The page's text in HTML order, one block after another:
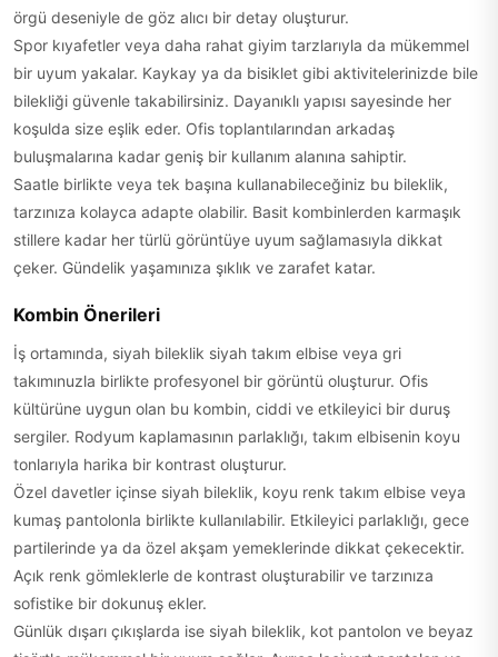
örgü deseniyle de göz alıcı bir detay oluşturur.
Spor kıyafetler veya daha rahat giyim tarzlarıyla da mükemmel
bir uyum yakalar. Kaykay ya da bisiklet gibi aktivitelerinizde bile
bilekliği güvenle takabilirsiniz. Dayanıklı yapısı sayesinde her
koşulda size eşlik eder. Ofis toplantılarından arkadaş
buluşmalarına kadar geniş bir kullanım alanına sahiptir.
Saatle birlikte veya tek başına kullanabileceğiniz bu bileklik,
tarzınıza kolayca adapte olabilir. Basit kombinlerden karmaşık
stillere kadar her türlü görüntüye uyum sağlamasıyla dikkat
çeker. Gündelik yaşamınıza şıklık ve zarafet katar.
Kombin Önerileri
İş ortamında, siyah bileklik siyah takım elbise veya gri
takımınuzla birlikte profesyonel bir görüntü oluşturur. Ofis
kültürüne uygun olan bu kombin, ciddi ve etkileyici bir duruş
sergiler. Rodyum kaplamasının parlaklığı, takım elbisenin koyu
tonlarıyla harika bir kontrast oluşturur.
Özel davetler içinse siyah bileklik, koyu renk takım elbise veya
kumaş pantolonla birlikte kullanılabilir. Etkileyici parlaklığı, gece
partilerinde ya da özel akşam yemeklerinde dikkat çekecektir.
Açık renk gömleklerle de kontrast oluşturabilir ve tarzınıza
sofistike bir dokunuş ekler.
Günlük dışarı çıkışlarda ise siyah bileklik, kot pantolon ve beyaz